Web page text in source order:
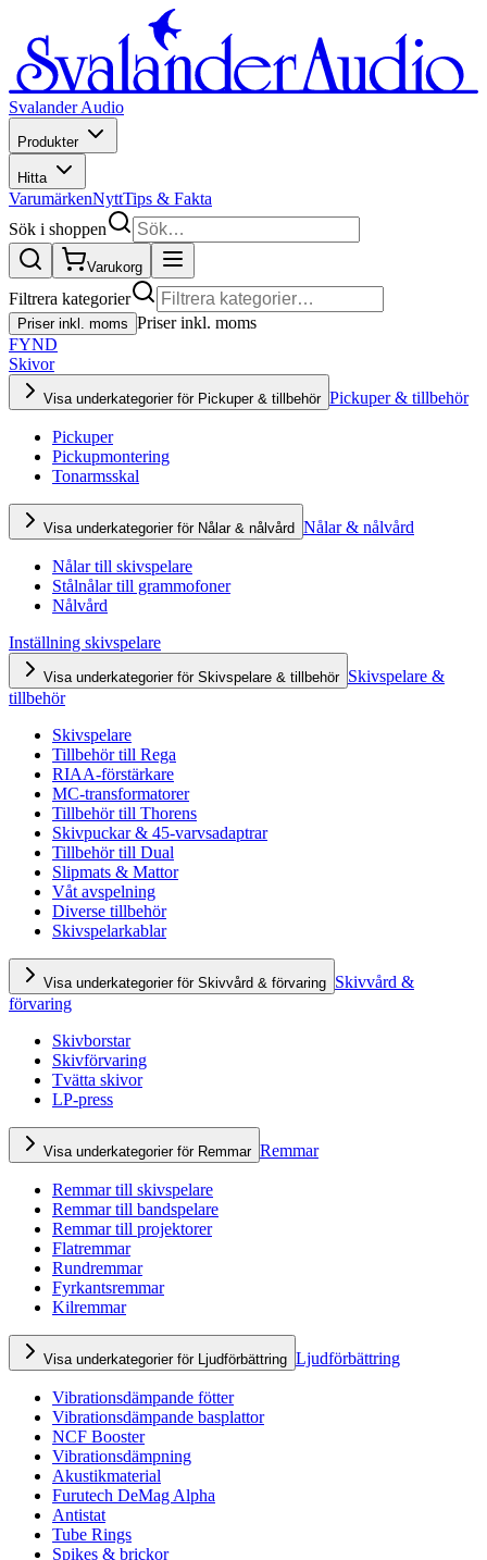
Svalander Audio
Produkter
Hitta
VarumärkenNyttTips & Fakta
Sök i shoppen
Varukorg
Filtrera kategorier
Priser inkl. moms Priser inkl. moms
FYND
Skivor
Visa underkategorier för Pickuper & tillbehör Pickuper & tillbehör
Pickuper
Pickupmontering
Tonarmsskal
Visa underkategorier för Nålar & nålvård Nålar & nålvård
Nålar till skivspelare
Stålnålar till grammofoner
Nålvård
Inställning skivspelare
Visa underkategorier för Skivspelare & tillbehör Skivspelare &
tillbehör
Skivspelare
Tillbehör till Rega
RIAA-förstärkare
MC-transformatorer
Tillbehör till Thorens
Skivpuckar & 45-varvsadaptrar
Tillbehör till Dual
Slipmats & Mattor
Våt avspelning
Diverse tillbehör
Skivspelarkablar
Visa underkategorier för Skivvård & förvaring Skivvård &
förvaring
Skivborstar
Skivförvaring
Tvätta skivor
LP-press
Visa underkategorier för Remmar Remmar
Remmar till skivspelare
Remmar till bandspelare
Remmar till projektorer
Flatremmar
Rundremmar
Fyrkantsremmar
Kilremmar
Visa underkategorier för Ljudförbättring Ljudförbättring
Vibrationsdämpande fötter
Vibrationsdämpande basplattor
NCF Booster
Vibrationsdämpning
Akustikmaterial
Furutech DeMag Alpha
Antistat
Tube Rings
Spikes & brickor